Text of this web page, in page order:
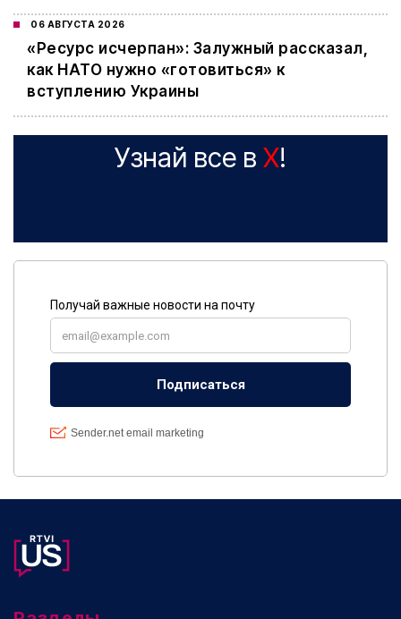
06 АВГУСТА 2026
«Ресурс исчерпан»: Залужный рассказал,
как НАТО нужно «готовиться» к
вступлению Украины
Узнай все в X!